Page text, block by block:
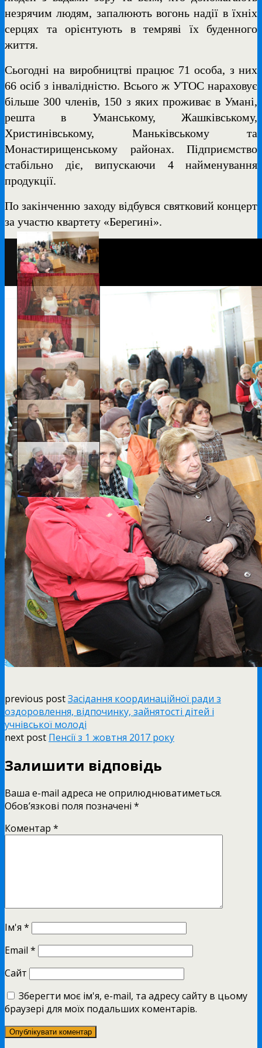
незрячим людям, запалюють вогонь надії в їхніх
серцях та орієнтують в темряві їх буденного
життя.
Сьогодні на виробництві працює 71 особа, з них
66 осіб з інвалідністю. Всього ж УТОС нараховує
більше 300 членів, 150 з яких проживає в Умані,
решта в Уманському, Жашківському,
Христинівському, Маньківському та
Монастирищенському районах. Підприємство
стабільно діє, випускаючи 4 найменування
продукції.
По закінченню заходу відбувся святковий концерт
за участю квартету «Берегині».
previous postЗасідання координаційної ради з
оздоровлення, відпочинку, зайнятості дітей і
учнівської молоді
next post Пенсії з 1 жовтня 2017 року
Залишити відповідь
Ваша e-mail адреса не оприлюднюватиметься.
Обов’язкові поля позначені *
Коментар *
Ім'я *
Email *
Сайт
Зберегти моє ім'я, e-mail, та адресу сайту в цьому
браузері для моїх подальших коментарів.